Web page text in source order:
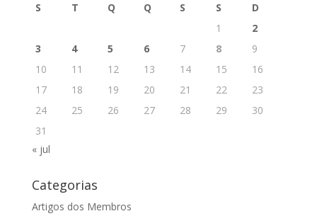
S T Q Q S S
D
1
2
3
4 5 6 7 8
9
10
11 12 13 14 15
16
17
18 19 20 21 22
23
24
25 26 27 28 29
30
31
« jul
Categorias
Artigos dos Membros